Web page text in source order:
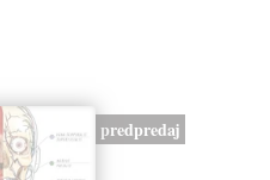
predpredaj